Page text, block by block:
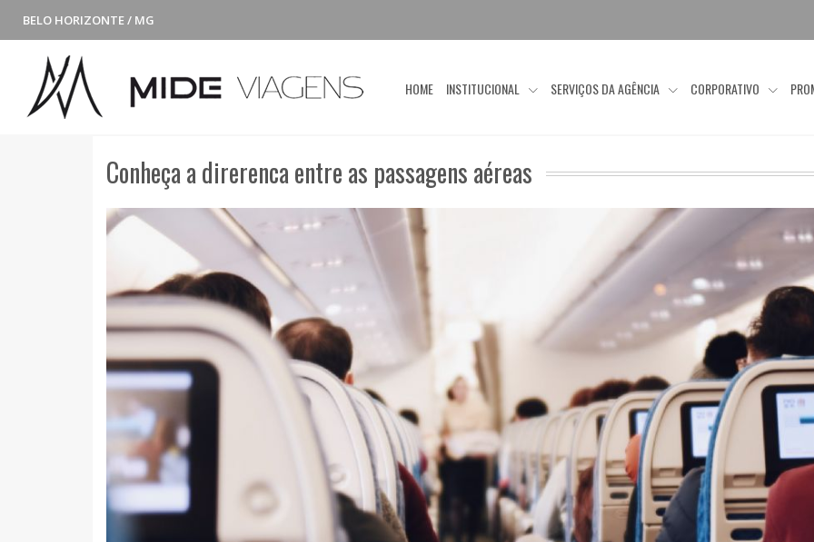
BELO HORIZONTE / MG
HOME INSTITUCIONAL SERVIÇOS DA AGÊNCIA CORPORATIVO
Conheça a direrenca entre as passagens aéreas